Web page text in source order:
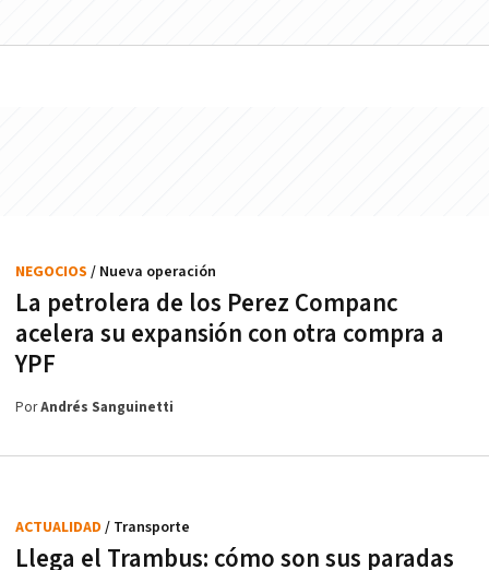
La petrolera de los Perez Companc
acelera su expansión con otra compra a
YPF
NEGOCIOS / Nueva operación
PorAndrés Sanguinetti
Llega el Trambus: cómo son sus paradas
ACTUALIDAD / Transporte